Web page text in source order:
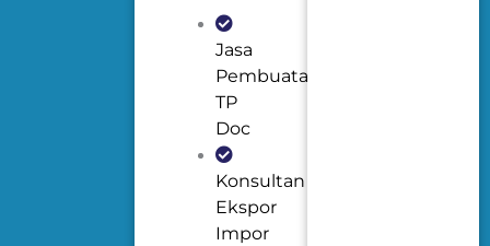
Jasa
Pembuatan
TP
Doc
Konsultan
Ekspor
Impor